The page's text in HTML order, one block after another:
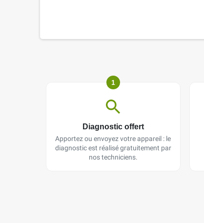
1
Diagnostic offert
Apportez ou envoyez votre appareil : le
diagnostic est réalisé gratuitement par
nos techniciens.